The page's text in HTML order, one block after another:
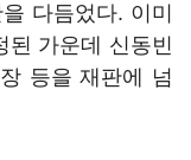
다듬었다. 이미
된 가운데 신동빈
등을 재판에 넘